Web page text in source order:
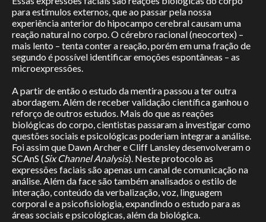
para estímulos externos, que ao passar pela nossa
experiência anterior do hipocampo cerebral causam uma
reação natural no corpo. O cérebro racional (neocortex) –
mais lento – tenta conter a reação, porém em uma fração de
segundo é possível identificar emoções espontâneas – as
microexpressões.
A partir de então o estudo da mentira passou a ter outra
abordagem. Além de receber validação científica ganhou o
reforço de outros estudos. Mais do que as reações
biológicas do corpo, cientistas passaram a investigar como
questões sociais e psicológicas poderiam integrar a análise.
Foi assim que Dawn Archer e Cliff Lansley desenvolveram o
SCAnS (Six Channel Analysis). Neste protocolo as
expressões faciais são apenas um canal de comunicação na
análise. Além da face são também analisados o estilo de
interação, conteúdo da verbalização, voz, linguagem
corporal e a psicofisiologia, expandindo o estudo para as
áreas sociais e psicológicas, além da biológica.